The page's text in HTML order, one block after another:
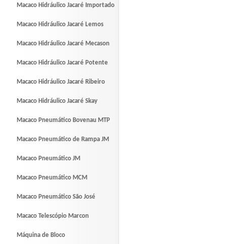
Macaco Hidráulico Jacaré Importado
Macaco Hidráulico Jacaré Lemos
Macaco Hidráulico Jacaré Mecason
Macaco Hidráulico Jacaré Potente
Macaco Hidráulico Jacaré Ribeiro
Macaco Hidráulico Jacaré Skay
Macaco Pneumático Bovenau MTP
Macaco Pneumático de Rampa JM
Macaco Pneumático JM
Macaco Pneumático MCM
Macaco Pneumático São José
Macaco Telescópio Marcon
Máquina de Bloco